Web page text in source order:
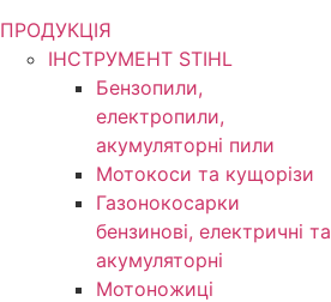
ПРОДУКЦІЯ
ІНСТРУМЕНТ STIHL
Бензопили,
електропили,
акумуляторні пили
Мотокоси та кущорізи
Газонокосарки
бензинові, електричні та
акумуляторні
Мотоножиці